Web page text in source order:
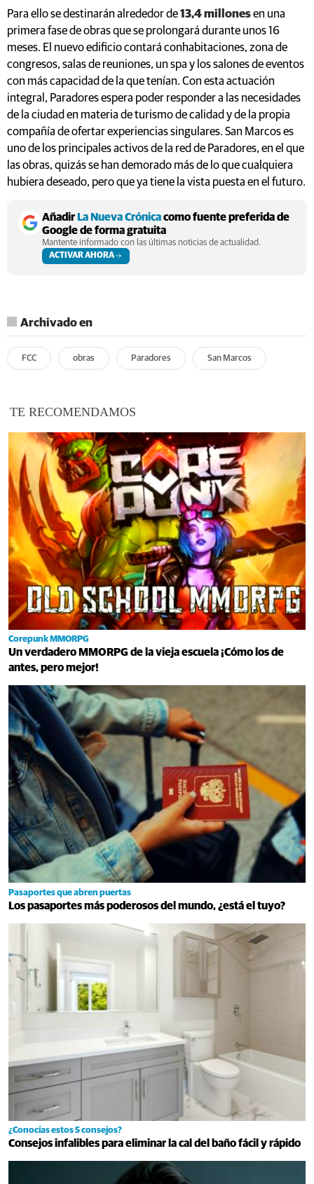
Para ello se destinarán alrededor de13,4 millonesen una
primera fase de obras que se prolongará durante unos 16
meses. El nuevo edificio contará conhabitaciones, zona de
congresos, salas de reuniones, un spa y los salones de eventos
con más capacidad de la que tenían. Con esta actuación
integral, Paradores espera poder responder a las necesidades
de la ciudad en materia de turismo de calidad y de la propia
compañía de ofertar experiencias singulares. San Marcos es
uno de los principales activos de la red de Paradores, en el que
las obras, quizás se han demorado más de lo que cualquiera
hubiera deseado, pero que ya tiene la vista puesta en el futuro.
AñadirLa Nueva Crónicacomo fuente preferida de
Google de forma gratuita
Mantente informado con las últimas noticias de actualidad.
ACTIVAR AHORA
Archivado en
FCC obras Paradores San Marcos
TE RECOMENDAMOS
Corepunk MMORPG
Un verdadero MMORPG de la vieja escuela ¡Cómo los de
antes, pero mejor!
Pasaportes que abren puertas
Los pasaportes más poderosos del mundo, ¿está el tuyo?
¿Conocías estos 5 consejos?
Consejos infalibles para eliminar la cal del baño fácil y rápido